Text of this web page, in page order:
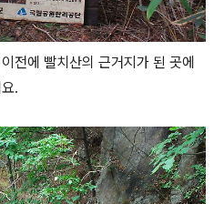
전에 빨치산의 근거지가 된 곳에
.